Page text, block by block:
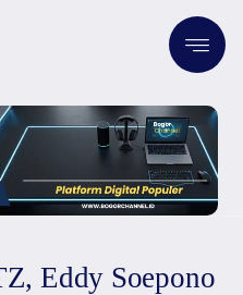
Eddy Soepono